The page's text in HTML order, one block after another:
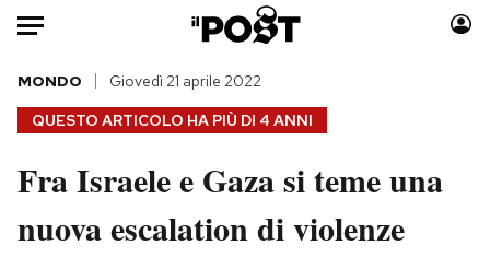
Auto
HOME
Italia
Politica
Moda
Consumismi
QUESTO ARTICOLO HA PIÙ DI 4 ANNI
MONDO Giovedì 21 aprile 2022
Fra Israele e Gaza si teme una
nuova escalation di violenze